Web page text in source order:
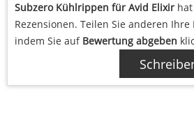
Subzero Kühlrippen für Avid Elixir
Rezensionen. Teilen Sie anderen
indem Sie auf Bewertung abgeben